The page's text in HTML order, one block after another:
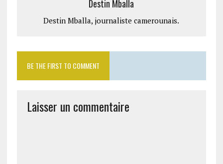
Destin Mballa
Destin Mballa, journaliste camerounais.
BE THE FIRST TO COMMENT
Laisser un commentaire